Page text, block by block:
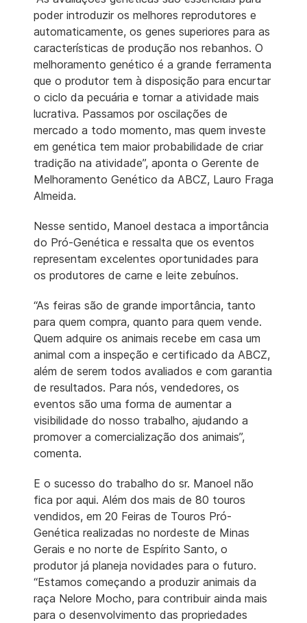
poder introduzir os melhores reprodutores e
automaticamente, os genes superiores para as
características de produção nos rebanhos. O
melhoramento genético é a grande ferramenta
que o produtor tem à disposição para encurtar
o ciclo da pecuária e tornar a atividade mais
lucrativa. Passamos por oscilações de
mercado a todo momento, mas quem investe
em genética tem maior probabilidade de criar
tradição na atividade”, aponta o Gerente de
Melhoramento Genético da ABCZ, Lauro Fraga
Almeida.
Nesse sentido, Manoel destaca a importância
do Pró-Genética e ressalta que os eventos
representam excelentes oportunidades para
os produtores de carne e leite zebuínos.
“As feiras são de grande importância, tanto
para quem compra, quanto para quem vende.
Quem adquire os animais recebe em casa um
animal com a inspeção e certificado da ABCZ,
além de serem todos avaliados e com garantia
de resultados. Para nós, vendedores, os
eventos são uma forma de aumentar a
visibilidade do nosso trabalho, ajudando a
promover a comercialização dos animais”,
comenta.
E o sucesso do trabalho do sr. Manoel não
fica por aqui. Além dos mais de 80 touros
vendidos, em 20 Feiras de Touros Pró-
Genética realizadas no nordeste de Minas
Gerais e no norte de Espírito Santo, o
produtor já planeja novidades para o futuro.
“Estamos começando a produzir animais da
raça Nelore Mocho, para contribuir ainda mais
para o desenvolvimento das propriedades